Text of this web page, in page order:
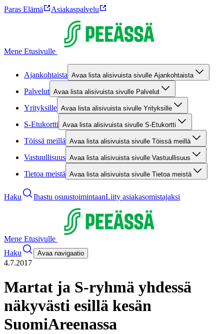
Paras Elämä Asiakaspalvelu
Mene Etusivulle
Ajankohtaista Avaa lista alisivuista sivulle Ajankohtaista
Palvelut Avaa lista alisivuista sivulle Palvelut
Yrityksille Avaa lista alisivuista sivulle Yrityksille
S-Etukortti Avaa lista alisivuista sivulle S-Etukortti
Töissä meillä Avaa lista alisivuista sivulle Töissä meillä
Vastuullisuus Avaa lista alisivuista sivulle Vastuullisuus
Tietoa meistä Avaa lista alisivuista sivulle Tietoa meistä
Haku Ihastu osuustoimintaanLiity asiakasomistajaksi
Mene Etusivulle
Haku
Avaa navigaatio
4.7.2017
Martat ja S-ryhmä yhdessä
näkyvästi esillä kesän
SuomiAreenassa